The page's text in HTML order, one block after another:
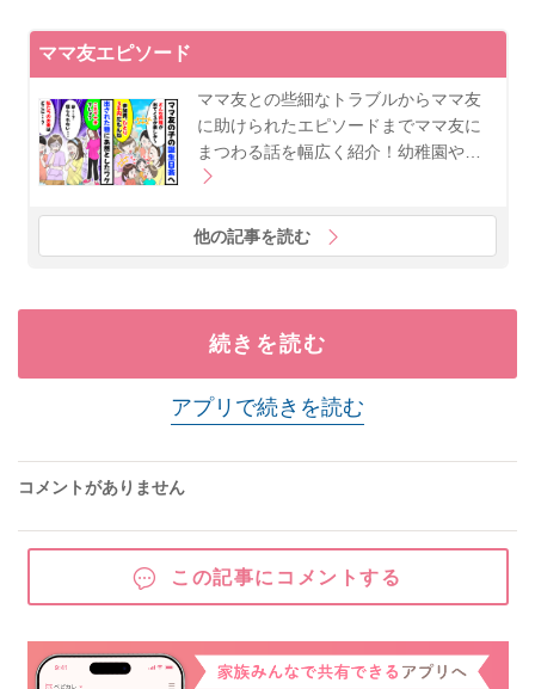
ママ友エピソード
ママ友との些細なトラブルからママ友
に助けられたエピソードまでママ友に
まつわる話を幅広く紹介！幼稚園や…
他の記事を読む
続きを読む
アプリで続きを読む
コメントがありません
この記事にコメントする